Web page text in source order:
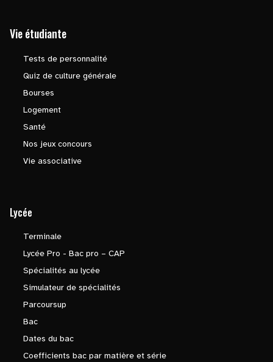
Vie étudiante
Tests de personnalité
Quiz de culture générale
Bourses
Logement
Santé
Nos jeux concours
Vie associative
Lycée
Terminale
Lycée Pro - Bac pro – CAP
Spécialités au lycée
Simulateur de spécialités
Parcoursup
Bac
Dates du bac
Coefficients bac par matière et série